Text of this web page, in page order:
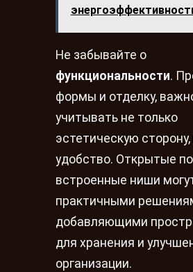
Не забывайте о
функциональности.
формы и отделку,
учитывать не только
эстетическую сторону,
удобство. Открытые
встроенные ниши
практичными
добавляющими
для хранения и
организации.